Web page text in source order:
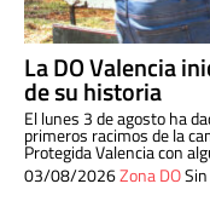
La DO Valencia
de su historia
El lunes 3 de agosto ha
primeros racimos de la
Protegida Valencia con
03/08/2026Zona DO